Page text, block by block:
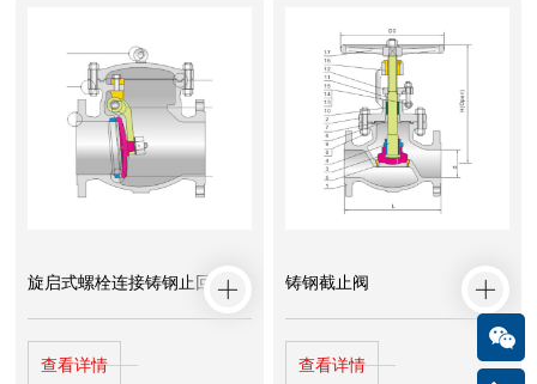
旋启式螺栓连接铸钢止回阀
查看详情
铸钢截止阀
查看详情